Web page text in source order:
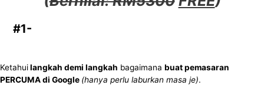
#1-
Ketahuilangkah demi langkah bagaimana buat pemasaran
PERCUMA di Google (hanya perlu laburkan masa je).